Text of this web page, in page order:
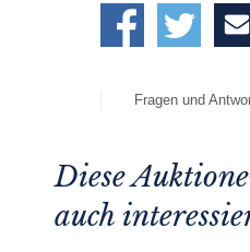
Fragen und
Diese
auch